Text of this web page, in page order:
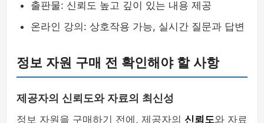
출판물: 신뢰도 높고 깊이 있는 내용 제공
온라인 강의: 상호작용 가능, 실시간 질문과 답변
정보 자원 구매 전 확인해야 할 사항
제공자의 신뢰도와 자료의 최신성
정보 자원을 구매하기 전에, 제공자의 신뢰도와 자료